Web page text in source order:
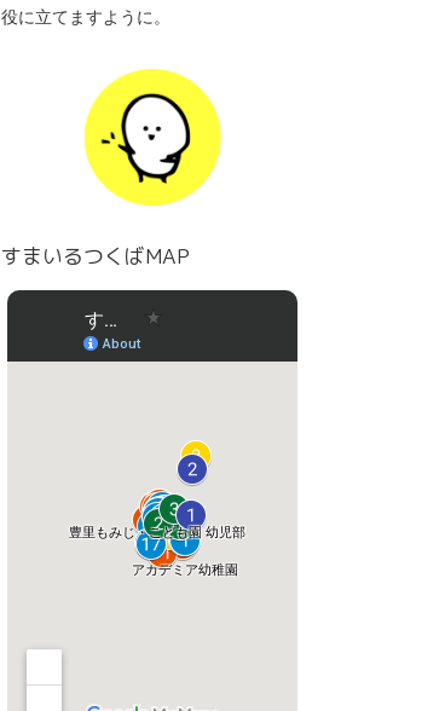
役に立てますように。
すまいるつくばMAP